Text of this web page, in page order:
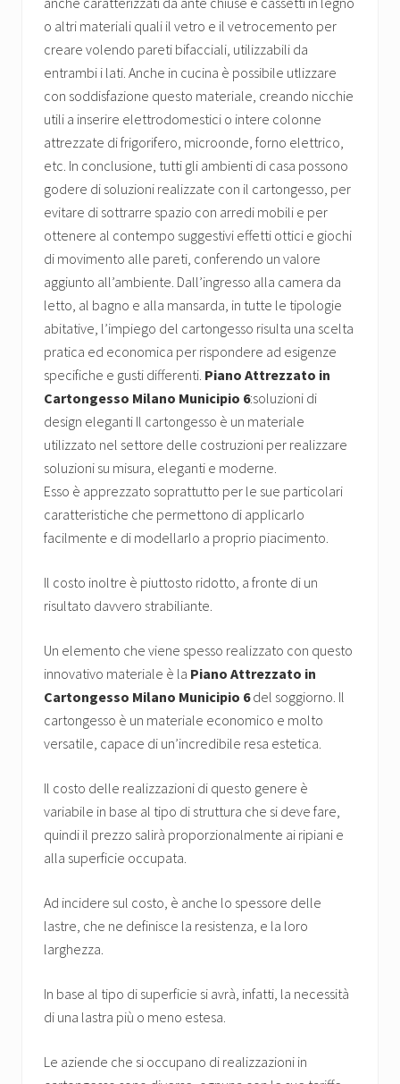
o altri materiali quali il vetro e il vetrocemento per
creare volendo pareti bifacciali, utilizzabili da
entrambi i lati. Anche in cucina è possibile utlizzare
con soddisfazione questo materiale, creando nicchie
utili a inserire elettrodomestici o intere colonne
attrezzate di frigorifero, microonde, forno elettrico,
etc. In conclusione, tutti gli ambienti di casa possono
godere di soluzioni realizzate con il cartongesso, per
evitare di sottrarre spazio con arredi mobili e per
ottenere al contempo suggestivi effetti ottici e giochi
di movimento alle pareti, conferendo un valore
aggiunto all’ambiente. Dall’ingresso alla camera da
letto, al bagno e alla mansarda, in tutte le tipologie
abitative, l’impiego del cartongesso risulta una scelta
pratica ed economica per rispondere ad esigenze
specifiche e gusti differenti. Piano Attrezzato in
Cartongesso Milano Municipio 6:soluzioni di
design eleganti Il cartongesso è un materiale
utilizzato nel settore delle costruzioni per realizzare
soluzioni su misura, eleganti e moderne.
Esso è apprezzato soprattutto per le sue particolari
caratteristiche che permettono di applicarlo
facilmente e di modellarlo a proprio piacimento.
Il costo inoltre è piuttosto ridotto, a fronte di un
risultato davvero strabiliante.
Un elemento che viene spesso realizzato con questo
innovativo materiale è la Piano Attrezzato in
Cartongesso Milano Municipio 6del soggiorno. Il
cartongesso è un materiale economico e molto
versatile, capace di un’incredibile resa estetica.
Il costo delle realizzazioni di questo genere è
variabile in base al tipo di struttura che si deve fare,
quindi il prezzo salirà proporzionalmente ai ripiani e
alla superficie occupata.
Ad incidere sul costo, è anche lo spessore delle
lastre, che ne definisce la resistenza, e la loro
larghezza.
In base al tipo di superficie si avrà, infatti, la necessità
di una lastra più o meno estesa.
Le aziende che si occupano di realizzazioni in